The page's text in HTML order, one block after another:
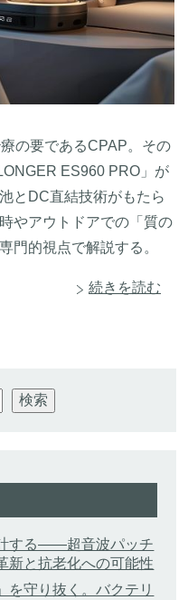
の要であるCPAP。その
ES960 PRO」が
とDC直結技術がもたら
やアウトドアでの「質の
門的視点で解説する。
続きを読む
検索
する——超音波パッチ
新と抗老化への可能性
を守り抜く。バクテリ